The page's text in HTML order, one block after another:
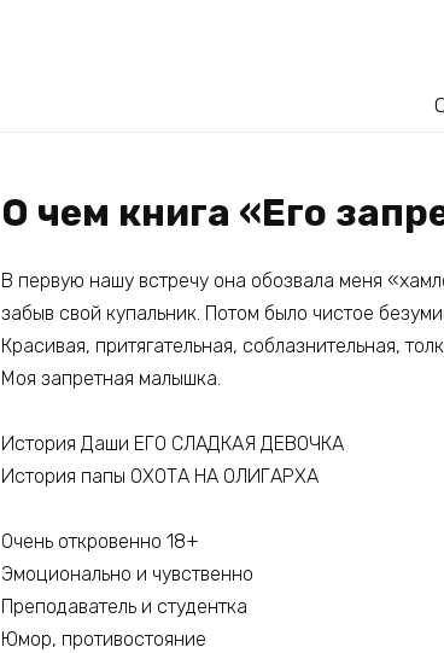
О чем книга «Его
В первую нашу встречу она обозвала меня
забыв свой купальник. Потом было чистое
Красивая, притягательная, соблазнительная,
Моя запретная малышка.
История Даши ЕГО СЛАДКАЯ ДЕВОЧКА
История папы ОХОТА НА ОЛИГАРХА
Очень откровенно 18+
Эмоционально и чувственно
Преподаватель и студентка
Юмор, противостояние